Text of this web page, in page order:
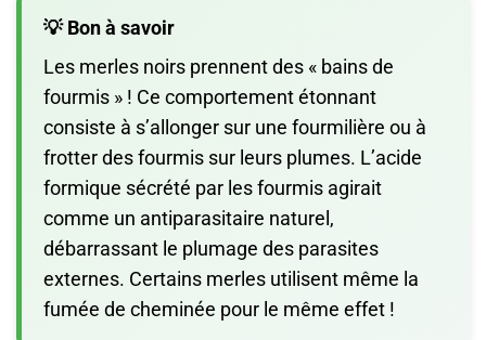
💡 Bon à savoir
Les merles noirs prennent des « bains de
fourmis » ! Ce comportement étonnant
consiste à s’allonger sur une fourmilière ou à
frotter des fourmis sur leurs plumes. L’acide
formique sécrété par les fourmis agirait
comme un antiparasitaire naturel,
débarrassant le plumage des parasites
externes. Certains merles utilisent même la
fumée de cheminée pour le même effet !